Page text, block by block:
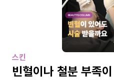
스킨
빈혈이나 철분 부족